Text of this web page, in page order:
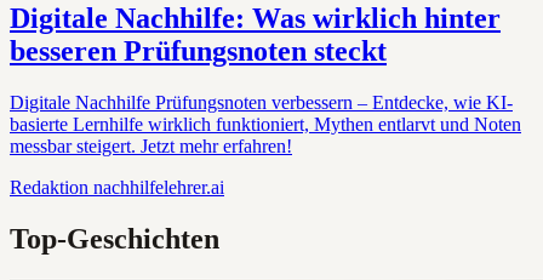
Digitale Nachhilfe: Was wirklich hinter
besseren Prüfungsnoten steckt
Digitale Nachhilfe Prüfungsnoten verbessern – Entdecke, wie KI-
basierte Lernhilfe wirklich funktioniert, Mythen entlarvt und Noten
messbar steigert. Jetzt mehr erfahren!
Redaktion nachhilfelehrer.ai
Top-Geschichten